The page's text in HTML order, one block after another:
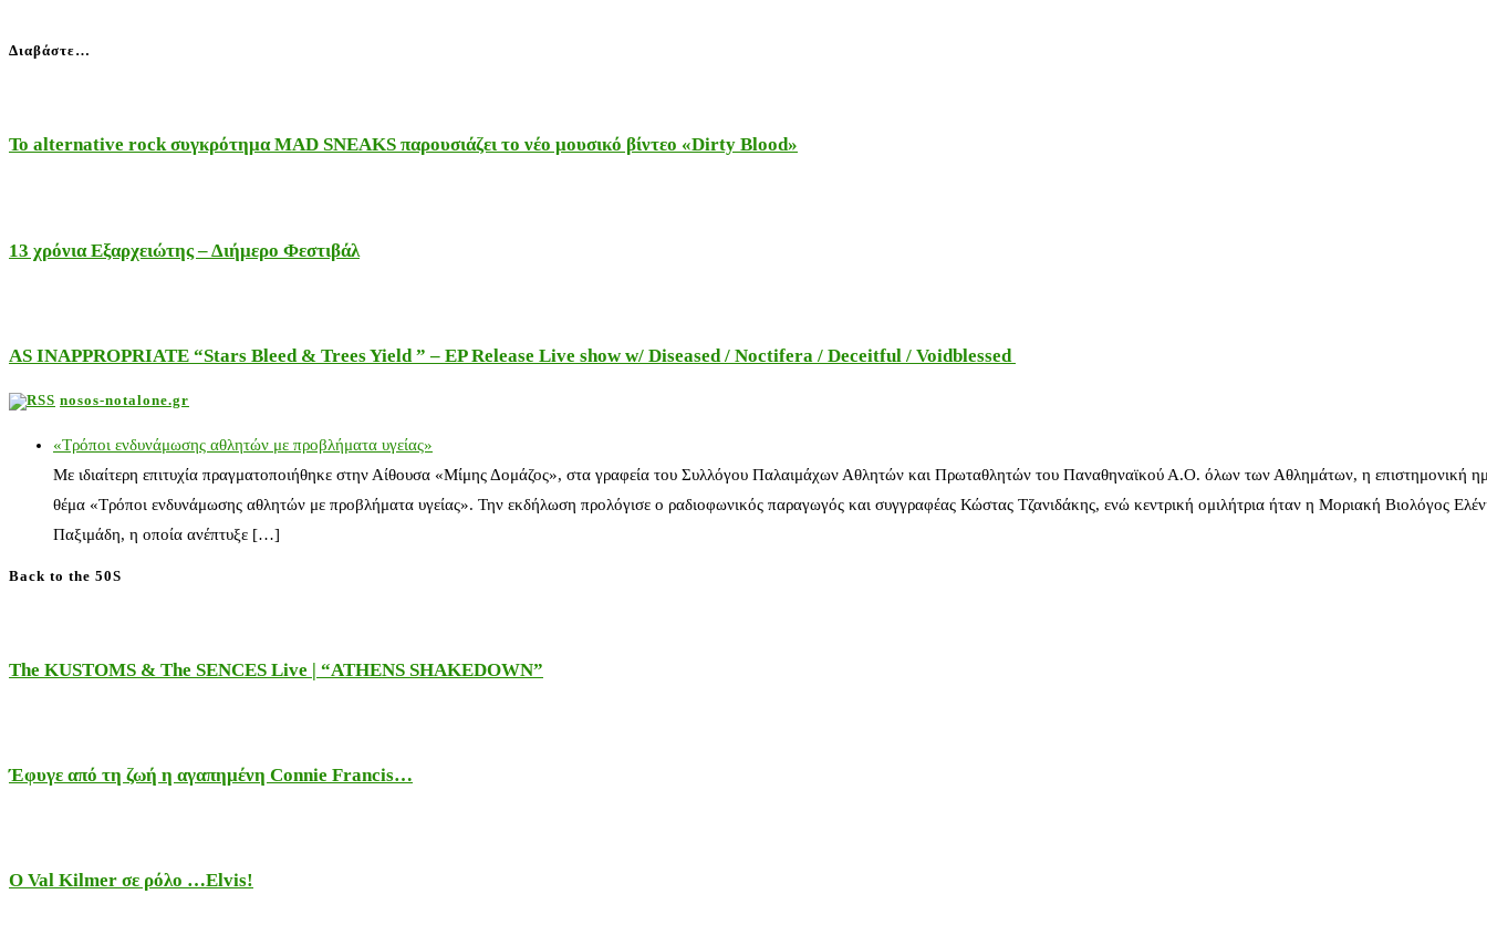
Διαβάστε…
Το alternative rock συγκρότημα MAD SNEAKS παρουσιάζει το νέο μουσικό βίντεο «Dirty Blood»
13 χρόνια Εξαρχειώτης – Διήμερο Φεστιβάλ
AS INAPPROPRIATE “Stars Bleed & Trees Yield ” – EP Release Live show w/ Diseased / Noctifera / Deceitful / Voidblessed
nosos-notalone.gr
«Τρόποι ενδυνάμωσης αθλητών με προβλήματα υγείας»
Με ιδιαίτερη επιτυχία πραγματοποιήθηκε στην Αίθουσα «Μίμης Δομάζος», στα γραφεία του Συλλόγου Παλαιμάχων Αθλητών και Πρωταθλητών του Παναθηναϊκού Α.Ο. όλων των Αθλημάτων, η επιστημονική
θέμα «Τρόποι ενδυνάμωσης αθλητών με προβλήματα υγείας». Την εκδήλωση προλόγισε ο ραδιοφωνικός παραγωγός και συγγραφέας Κώστας Τζανιδάκης, ενώ κεντρική ομιλήτρια ήταν η Μοριακή Βιολόγος
Παξιμάδη, η οποία ανέπτυξε […]
Back to the 50S
The KUSTOMS & The SENCES Live | “ATHENS SHAKEDOWN”
Έφυγε από τη ζωή η αγαπημένη Connie Francis…
Ο Val Kilmer σε ρόλο …Elvis!